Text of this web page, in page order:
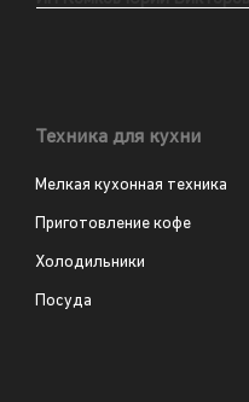
Техника для кухни
Мелкая кухонная техника
Приготовление кофе
Холодильники
Посуда